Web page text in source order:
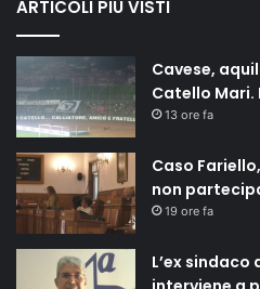
ARTICOLI PIÙ VISTI
Cavese,
Catello Mari.
13 ore fa
Caso
non
19 ore fa
L’ex sindaco